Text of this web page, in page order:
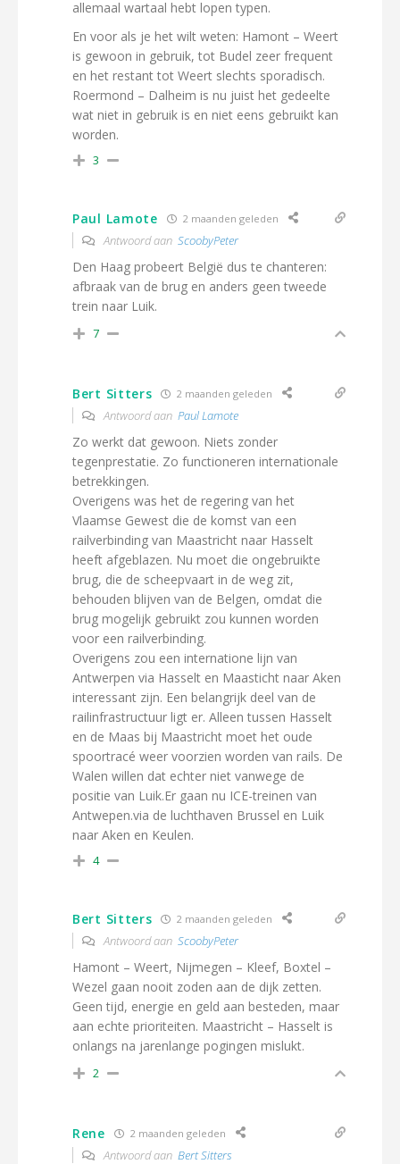
allemaal wartaal hebt lopen typen.
En voor als je het wilt weten: Hamont – Weert
is gewoon in gebruik, tot Budel zeer frequent
en het restant tot Weert slechts sporadisch.
Roermond – Dalheim is nu juist het gedeelte
wat niet in gebruik is en niet eens gebruikt kan
worden.
3
Paul Lamote 2 maanden geleden
Antwoord aan ScoobyPeter
Den Haag probeert België dus te chanteren:
afbraak van de brug en anders geen tweede
trein naar Luik.
7
Bert Sitters 2 maanden geleden
Antwoord aan Paul Lamote
Zo werkt dat gewoon. Niets zonder
tegenprestatie. Zo functioneren internationale
betrekkingen.
Overigens was het de regering van het
Vlaamse Gewest die de komst van een
railverbinding van Maastricht naar Hasselt
heeft afgeblazen. Nu moet die ongebruikte
brug, die de scheepvaart in de weg zit,
behouden blijven van de Belgen, omdat die
brug mogelijk gebruikt zou kunnen worden
voor een railverbinding.
Overigens zou een internatione lijn van
Antwerpen via Hasselt en Maasticht naar Aken
interessant zijn. Een belangrijk deel van de
railinfrastructuur ligt er. Alleen tussen Hasselt
en de Maas bij Maastricht moet het oude
spoortracé weer voorzien worden van rails. De
Walen willen dat echter niet vanwege de
positie van Luik.Er gaan nu ICE-treinen van
Antwepen.via de luchthaven Brussel en Luik
naar Aken en Keulen.
4
Bert Sitters 2 maanden geleden
Antwoord aan ScoobyPeter
Hamont – Weert, Nijmegen – Kleef, Boxtel –
Wezel gaan nooit zoden aan de dijk zetten.
Geen tijd, energie en geld aan besteden, maar
aan echte prioriteiten. Maastricht – Hasselt is
onlangs na jarenlange pogingen mislukt.
2
Rene 2 maanden geleden
Antwoord aan Bert Sitters